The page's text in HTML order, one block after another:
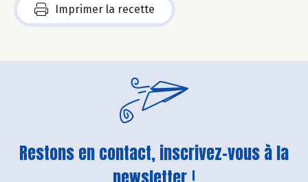
Imprimer la recette
Restons en contact, inscrivez-vous à la